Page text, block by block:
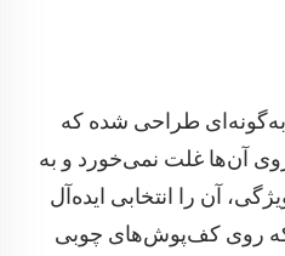
کلاهک PVC روی مدل DFT501 به‌گونه‌ای طراحی شده که
آن‌ها غلت نمی‌خورد و به
آن را انتخابی ایده‌آل
روی کف‌پوش‌های چوبی